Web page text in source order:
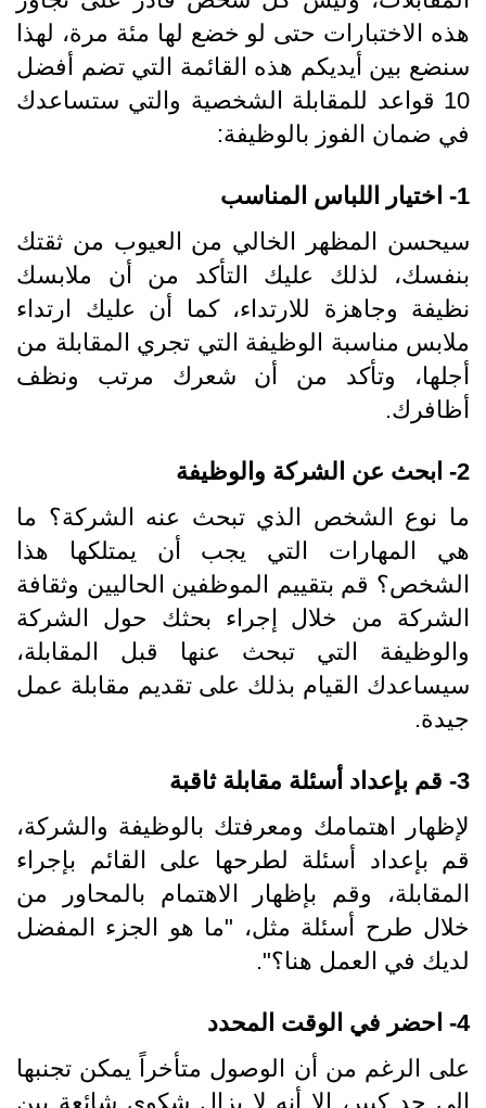
هذه الاختبارات حتى لو خضع لها مئة مرة، لهذا
سنضع بين أيديكم هذه القائمة التي تضم أفضل
10 قواعد للمقابلة الشخصية والتي ستساعدك
في ضمان الفوز بالوظيفة:
1- اختيار اللباس المناسب
سيحسن المظهر الخالي من العيوب من ثقتك
بنفسك، لذلك عليك التأكد من أن ملابسك
نظيفة وجاهزة للارتداء، كما أن عليك ارتداء
ملابس مناسبة الوظيفة التي تجري المقابلة من
أجلها، وتأكد من أن شعرك مرتب ونظف
أظافرك.
2- ابحث عن الشركة والوظيفة
ما نوع الشخص الذي تبحث عنه الشركة؟ ما
هي المهارات التي يجب أن يمتلكها هذا
الشخص؟ قم بتقييم الموظفين الحاليين وثقافة
الشركة من خلال إجراء بحثك حول الشركة
والوظيفة التي تبحث عنها قبل المقابلة،
سيساعدك القيام بذلك على تقديم مقابلة عمل
جيدة.
3- قم بإعداد أسئلة مقابلة ثاقبة
لإظهار اهتمامك ومعرفتك بالوظيفة والشركة،
قم بإعداد أسئلة لطرحها على القائم بإجراء
المقابلة، وقم بإظهار الاهتمام بالمحاور من
خلال طرح أسئلة مثل، "ما هو الجزء المفضل
لديك في العمل هنا؟".
4- احضر في الوقت المحدد
على الرغم من أن الوصول متأخراً يمكن تجنبها
إلى حد كبير، إلا أنه لا يزال شكوى شائعة بين